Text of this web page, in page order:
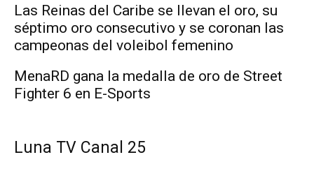
Las Reinas del Caribe se llevan el oro, su
séptimo oro consecutivo y se coronan las
campeonas del voleibol femenino
MenaRD gana la medalla de oro de Street
Fighter 6 en E-Sports
Luna TV Canal 25